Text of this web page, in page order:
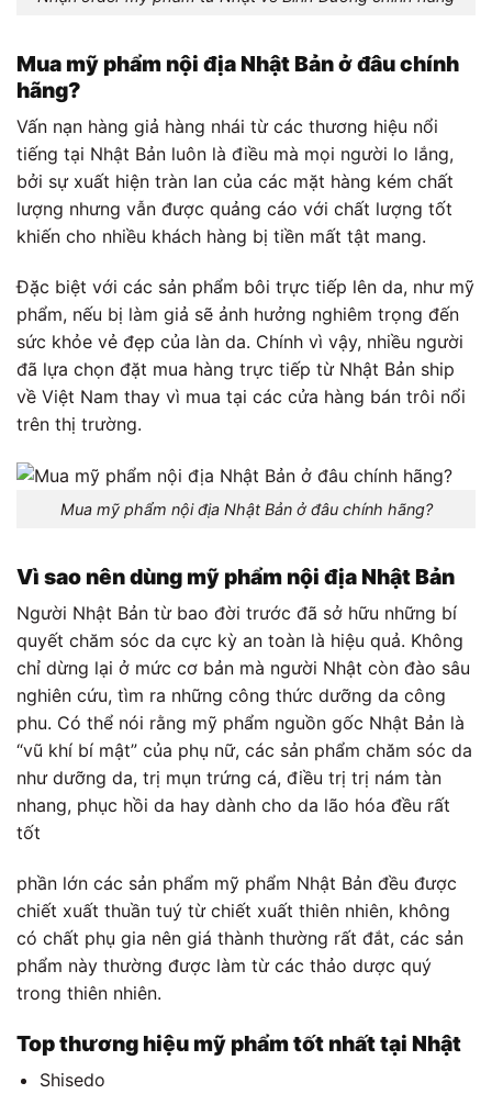
Mua mỹ phẩm nội địa Nhật Bản ở đâu chính
hãng?
Vấn nạn hàng giả hàng nhái từ các thương hiệu nổi
tiếng tại Nhật Bản luôn là điều mà mọi người lo lắng,
bởi sự xuất hiện tràn lan của các mặt hàng kém chất
lượng nhưng vẫn được quảng cáo với chất lượng tốt
khiến cho nhiều khách hàng bị tiền mất tật mang.
Đặc biệt với các sản phẩm bôi trực tiếp lên da, như mỹ
phẩm, nếu bị làm giả sẽ ảnh hưởng nghiêm trọng đến
sức khỏe vẻ đẹp của làn da. Chính vì vậy, nhiều người
đã lựa chọn đặt mua hàng trực tiếp từ Nhật Bản ship
về Việt Nam thay vì mua tại các cửa hàng bán trôi nổi
trên thị trường.
Mua mỹ phẩm nội địa Nhật Bản ở đâu chính hãng?
Vì sao nên dùng mỹ phẩm nội địa Nhật Bản
Người Nhật Bản từ bao đời trước đã sở hữu những bí
quyết chăm sóc da cực kỳ an toàn là hiệu quả. Không
chỉ dừng lại ở mức cơ bản mà người Nhật còn đào sâu
nghiên cứu, tìm ra những công thức dưỡng da công
phu. Có thể nói rằng mỹ phẩm nguồn gốc Nhật Bản là
“vũ khí bí mật” của phụ nữ, các sản phẩm chăm sóc da
như dưỡng da, trị mụn trứng cá, điều trị trị nám tàn
nhang, phục hồi da hay dành cho da lão hóa đều rất
tốt
phần lớn các sản phẩm mỹ phẩm Nhật Bản đều được
chiết xuất thuần tuý từ chiết xuất thiên nhiên, không
có chất phụ gia nên giá thành thường rất đắt, các sản
phẩm này thường được làm từ các thảo dược quý
trong thiên nhiên.
Top thương hiệu mỹ phẩm tốt nhất tại Nhật
Shisedo